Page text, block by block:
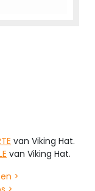
van Viking Hat.
van Viking Hat.
>